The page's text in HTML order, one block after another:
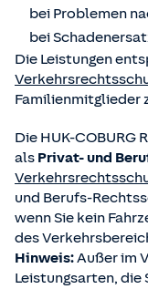
bei Problemen
bei
Die Leistungen
Familienmitglieder
Die HUK-COBURG
als Privat- und
und Berufs-
wenn Sie kein
des
Hinweis:Außer im
Leistungsarten, die